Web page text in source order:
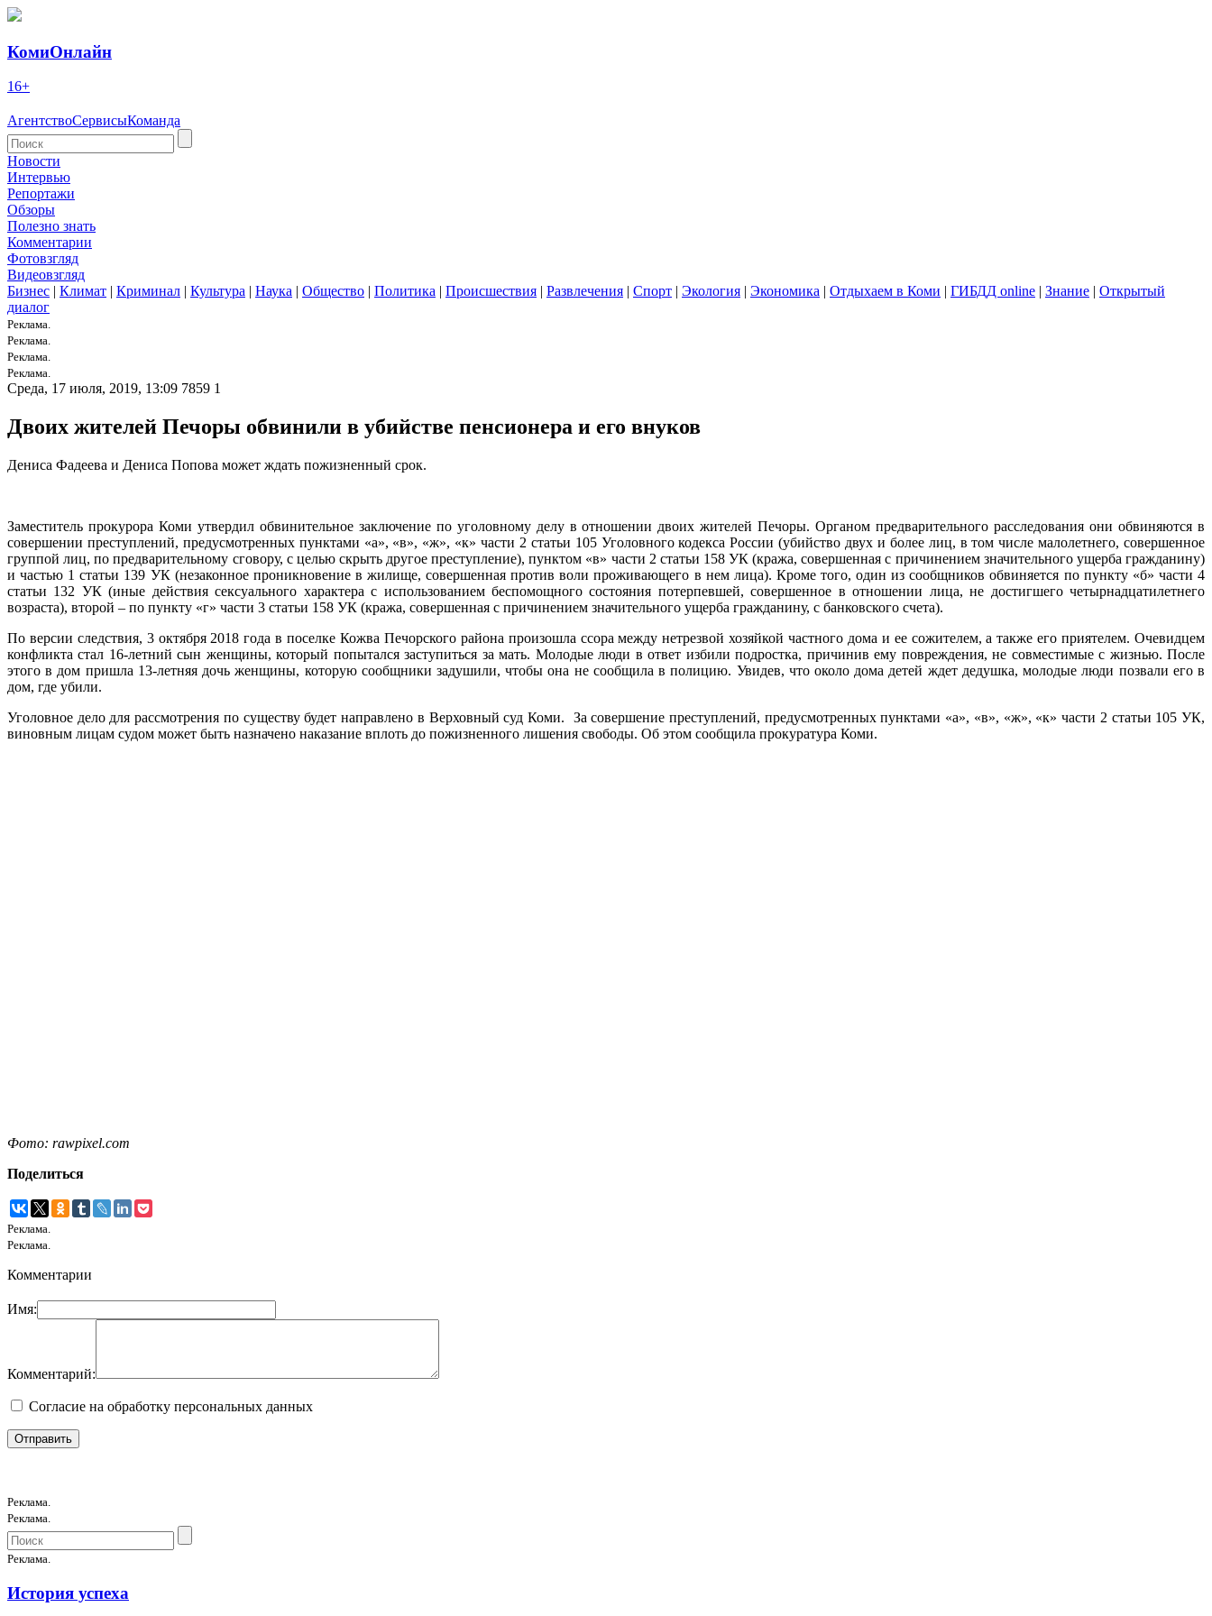
КомиОнлайн
16+
АгентствоСервисыКоманда
Новости
Интервью
Репортажи
Обзоры
Полезно знать
Комментарии
Фотовзгляд
Видеовзгляд
Бизнес | Климат | Криминал | Культура | Наука | Общество | Политика | Происшествия | Развлечения | Спорт | Экология | Экономика | Отдыхаем в Коми | ГИБДД online | Знание | Открытый
диалог
Реклама.
Реклама.
Реклама.
Реклама.
Среда, 17 июля, 2019, 13:09 7859 1
Двоих жителей Печоры обвинили в убийстве пенсионера и его внуков
Дениса Фадеева и Дениса Попова может ждать пожизненный срок.
Заместитель прокурора Коми утвердил обвинительное заключение по уголовному делу в отношении двоих жителей Печоры. Органом предварительного расследования они обвиняются в
совершении преступлений, предусмотренных пунктами «а», «в», «ж», «к» части 2 статьи 105 Уголовного кодекса России (убийство двух и более лиц, в том числе малолетнего, совершенное
группой лиц, по предварительному сговору, с целью скрыть другое преступление), пунктом «в» части 2 статьи 158 УК (кража, совершенная с причинением значительного ущерба гражданину)
и частью 1 статьи 139 УК (незаконное проникновение в жилище, совершенная против воли проживающего в нем лица). Кроме того, один из сообщников обвиняется по пункту «б» части 4
статьи 132 УК (иные действия сексуального характера с использованием беспомощного состояния потерпевшей, совершенное в отношении лица, не достигшего четырнадцатилетнего
возраста), второй – по пункту «г» части 3 статьи 158 УК (кража, совершенная с причинением значительного ущерба гражданину, с банковского счета).
По версии следствия, 3 октября 2018 года в поселке Кожва Печорского района произошла ссора между нетрезвой хозяйкой частного дома и ее сожителем, а также его приятелем. Очевидцем
конфликта стал 16-летний сын женщины, который попытался заступиться за мать. Молодые люди в ответ избили подростка, причинив ему повреждения, не совместимые с жизнью. После
этого в дом пришла 13-летняя дочь женщины, которую сообщники задушили, чтобы она не сообщила в полицию. Увидев, что около дома детей ждет дедушка, молодые люди позвали его в
дом, где убили.
Уголовное дело для рассмотрения по существу будет направлено в Верховный суд Коми. За совершение преступлений, предусмотренных пунктами «а», «в», «ж», «к» части 2 статьи 105 УК,
виновным лицам судом может быть назначено наказание вплоть до пожизненного лишения свободы. Об этом сообщила прокуратура Коми.
Фото: rawpixel.com
Поделиться
Реклама.
Реклама.
Комментарии
Имя:
Комментарий:
Согласие на обработку персональных данных
Реклама.
Реклама.
Реклама.
История успеха